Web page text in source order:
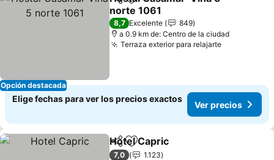
Opción destacada
CompartirAgregar a favoritos
norte 1061
Ver precios
8,7 Excelente
849
a 0.9 km de: Centro de la ciudad
Terraza exterior para relajarteVer precios
Elige fechas para ver los precios exactos
Ver precios
CompartirAgregar a favoritos
Hotel Capric
7,0
1.123